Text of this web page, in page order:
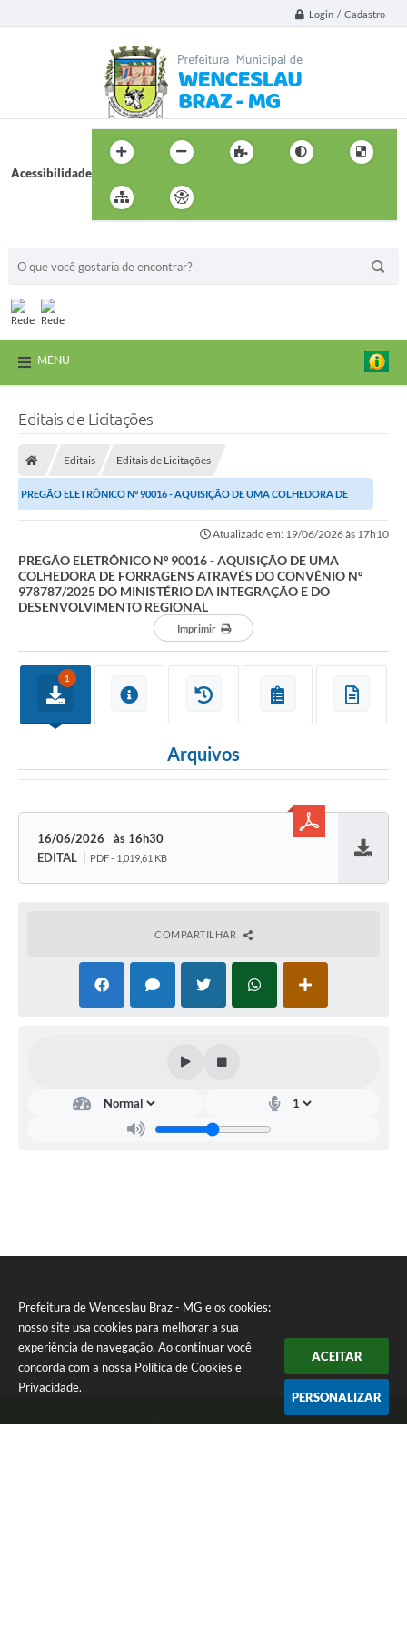
Prefeitura de Wenceslau Braz - MG e os cookies:
nosso site usa cookies para melhorar a sua
experiência de navegação. Ao continuar você
concorda com a nossa Política de Cookies e
Privacidade.
ACEITAR
PERSONALIZAR
Login / Cadastro
Acessibilidade
MENU
Editais de Licitações
Editais Editais de Licitações
PREGÃO ELETRÔNICO Nº 90016 - AQUISIÇÃO DE UMA COLHEDORA DE
Atualizado em: 19/06/2026 às 17h10
PREGÃO ELETRÔNICO Nº 90016 - AQUISIÇÃO DE UMA
COLHEDORA DE FORRAGENS ATRAVÉS DO CONVÊNIO Nº
978787/2025 DO MINISTÉRIO DA INTEGRAÇÃO E DO
DESENVOLVIMENTO REGIONAL
Imprimir
1
Arquivos
16/06/2026
16h30
EDITAL
PDF - 1,019,61 KB
COMPARTILHAR
Telefone: (35) 99971-1768